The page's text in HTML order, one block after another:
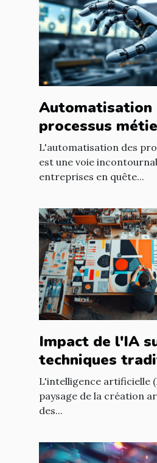
Automatisation
processus
comment
votre entreprise
L'automatisation des
est une voie
entreprises en quête...
Impact de l'IA
techniques
de création
L'intelligence artificielle
paysage de la création
des...